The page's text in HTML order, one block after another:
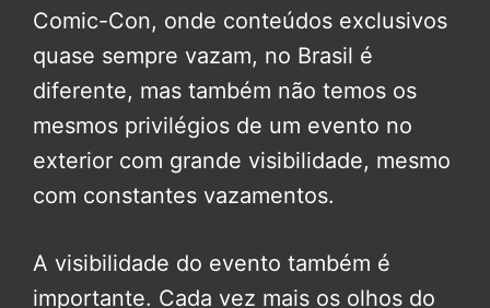
Comic-Con, onde conteúdos exclusivos
quase sempre vazam, no Brasil é
diferente, mas também não temos os
mesmos privilégios de um evento no
exterior com grande visibilidade, mesmo
com constantes vazamentos.
A visibilidade do evento também é
importante. Cada vez mais os olhos do